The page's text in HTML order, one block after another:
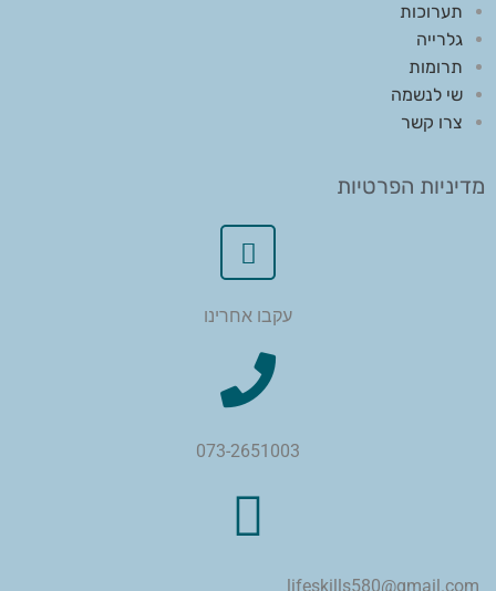
תערוכות
גלרייה
תרומות
שי לנשמה
צרו קשר
מדיניות הפרטיות
עקבו אחרינו
073-2651003
lifeskills580@gmail.com